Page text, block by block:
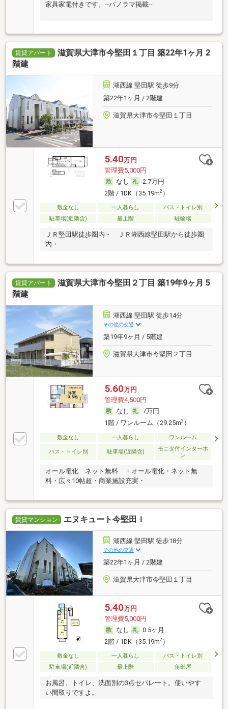
家具家電付きです。--パノラマ掲載--
賃貸アパート
滋賀県大津市今堅田１丁目 築22年1ヶ月 2
階建
湖西線 堅田駅 徒歩9分
築22年1ヶ月 / 2階建
滋賀県大津市今堅田１丁目
5.40万円
管理費5,000円
なし
2.7万円
2階 / 1DK（35.19m2）
敷金なし 一人暮らし
バス・トイレ別
駐車場(近隣含)
最上階 駐輪場
ＪＲ堅田駅徒歩圏内・ ＪＲ湖西線堅田駅から徒歩圏
内・
賃貸アパート
滋賀県大津市今堅田２丁目 築19年9ヶ月 5
階建
湖西線 堅田駅 徒歩14分
その他の交通
築19年9ヶ月 / 5階建
滋賀県大津市今堅田２丁目
5.60万円
管理費4,500円
なし
7万円
1階 / ワンルーム（29.25m2）
敷金なし 一人暮らし ワンルーム
バス・トイレ別 駐車場(近隣含)
モニタ付インターホ
ン
オール電化 ネット無料 ・オール電化・ネット無
料・広々10帖超・商業施設充実・
賃貸マンション エヌキュート今堅田Ｉ
湖西線 堅田駅 徒歩18分
その他の交通
築22年1ヶ月 / 2階建
滋賀県大津市今堅田１丁目
5.40万円
管理費5,000円
なし
0.5ヶ月
2階 / 1DK（35.19m2）
敷金なし 一人暮らし
バス・トイレ別
駐車場(近隣含)
最上階 角部屋
お風呂、トイレ、洗面別の3点セパレート。使いやす
い間取りですよ。